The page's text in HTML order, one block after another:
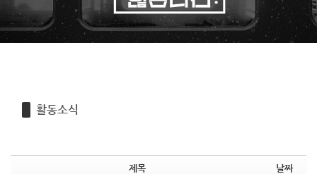
활동소식
제목 날짜